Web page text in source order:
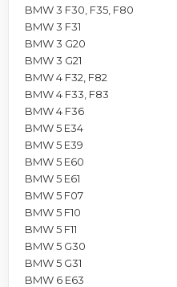
BMW 3 F30, F35, F80
BMW 3 F31
BMW 3 G20
BMW 3 G21
BMW 4 F32, F82
BMW 4 F33, F83
BMW 4 F36
BMW 5 E34
BMW 5 E39
BMW 5 E60
BMW 5 E61
BMW 5 F07
BMW 5 F10
BMW 5 F11
BMW 5 G30
BMW 5 G31
BMW 6 E63